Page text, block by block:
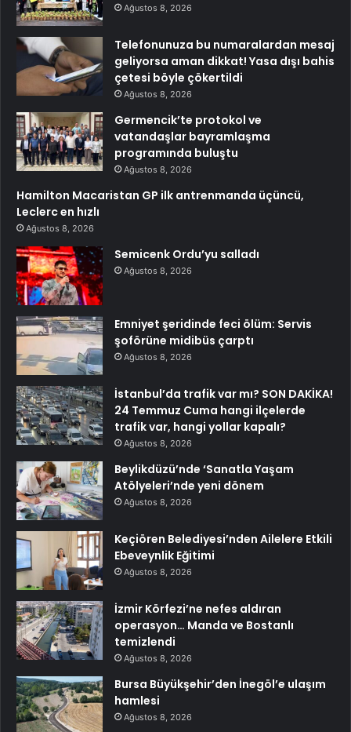
Ağustos 8, 2026
Telefonunuza bu numaralardan mesaj
geliyorsa aman dikkat! Yasa dışı bahis
çetesi böyle çökertildi
Ağustos 8, 2026
Germencik’te protokol ve
vatandaşlar bayramlaşma
programında buluştu
Ağustos 8, 2026
Hamilton Macaristan GP ilk antrenmanda üçüncü,
Leclerc en hızlı
Ağustos 8, 2026
Semicenk Ordu’yu salladı
Ağustos 8, 2026
Emniyet şeridinde feci ölüm: Servis
şoförüne midibüs çarptı
Ağustos 8, 2026
İstanbul’da trafik var mı? SON DAKİKA!
24 Temmuz Cuma hangi ilçelerde
trafik var, hangi yollar kapalı?
Ağustos 8, 2026
Beylikdüzü’nde ‘Sanatla Yaşam
Atölyeleri’nde yeni dönem
Ağustos 8, 2026
Keçiören Belediyesi’nden Ailelere Etkili
Ebeveynlik Eğitimi
Ağustos 8, 2026
İzmir Körfezi’ne nefes aldıran
operasyon… Manda ve Bostanlı
temizlendi
Ağustos 8, 2026
Bursa Büyükşehir’den İnegöl’e ulaşım
hamlesi
Ağustos 8, 2026